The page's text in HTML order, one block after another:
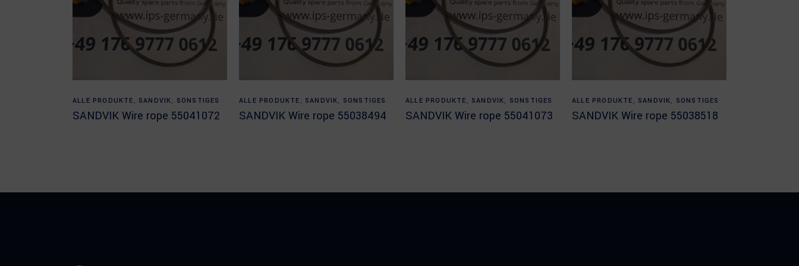
Read more
ALLE PRODUKTE , SANDVIK, SONSTIGES
SANDVIK Wire rope 55041072
Read more
ALLE PRODUKTE , SANDVIK, SONSTIGES
SANDVIK Wire rope 55038494
Read more
ALLE PRODUKTE , SANDVIK, SONSTIGES
SANDVIK Wire rope 55041073
Read more
ALLE PRODUKTE , SANDVIK, SONSTIGES
SANDVIK Wire rope 55038518